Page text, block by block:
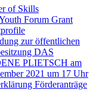
of Skills
Forum Grant
zur öffentlichen
DAS
PLIETSCH am
2021 um 17 Uhr
Förderanträge